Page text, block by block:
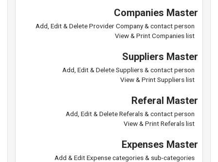
Companies Master
Add, Edit & Delete Provider Company & contact person
View & Print Companies list
Suppliers Master
Add, Edit & Delete Suppliers & contact person
View & Print Suppliers list
Referal Master
Add, Edit & Delete Referals & contact person
View & Print Referals list
Expenses Master
Add & Edit Expense categories & sub-categories